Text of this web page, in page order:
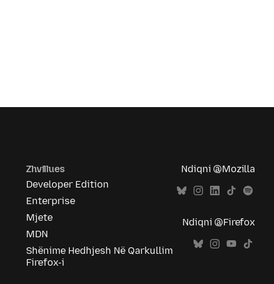
Zhvillues
Developer Edition
Enterprise
Mjete
MDN
Shënime Hedhjesh Në Qarkullim
Firefox-i
Ndiqni @Mozilla
Ndiqni @Firefox